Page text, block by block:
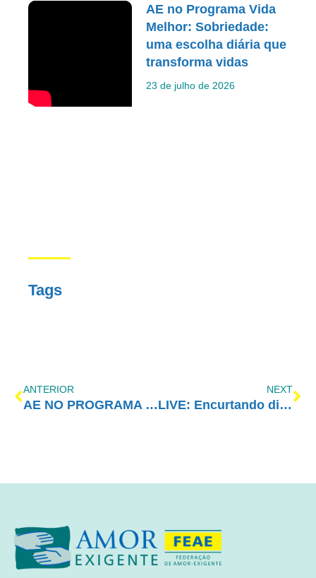
AE no Programa Vida
Melhor: Sobriedade:
uma escolha diária que
transforma vidas
23 de julho de 2026
Tags
ANTERIOR
AE NO PROGRAMA VIDA MELHOR – REDEVIDA – 18/05/2020
NEXT
LIVE: Encurtando distâncias, aproximando o apoio